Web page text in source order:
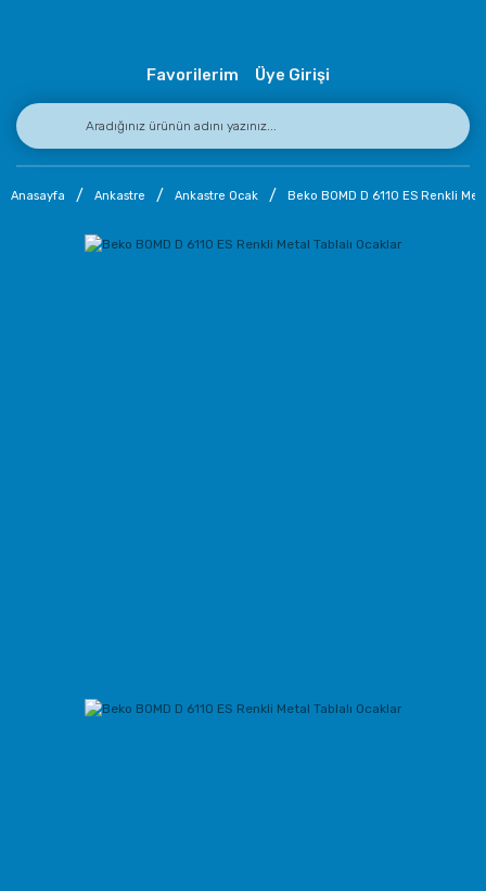
Favorilerim Üye Girişi
Anasayfa Ankastre Ankastre Ocak Beko BOMD D 6110 ES Renkli